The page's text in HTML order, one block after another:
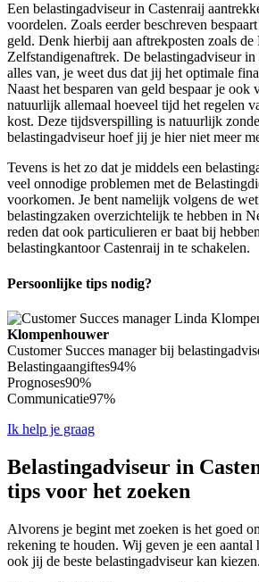
Een belastingadviseur in Castenraij
voordelen. Zoals eerder beschreven
geld. Denk hierbij aan aftrekposten zoals
Zelfstandigenaftrek. De belastingadviseur
alles van, je weet dus dat jij het optimale
Naast het besparen van geld bespaar je ook
natuurlijk allemaal hoeveel tijd het regelen
kost. Deze tijdsverspilling is natuurlijk
belastingadviseur hoef jij je hier niet meer
Tevens is het zo dat je middels een
veel onnodige problemen met de
voorkomen. Je bent namelijk volgens de
belastingzaken overzichtelijk te hebben in
reden dat ook particulieren er baat bij
belastingkantoor Castenraij in te schakelen.
Persoonlijke tips nodig?
Klompenhouwer
Customer Succes manager bij
Belastingaangiftes94%
Prognoses90%
Communicatie97%
Ik help je graag
Belastingadviseur in
tips voor het zoeken
Alvorens je begint met zoeken is het goed
rekening te houden. Wij geven je een aantal
ook jij de beste belastingadviseur kan kiezen.